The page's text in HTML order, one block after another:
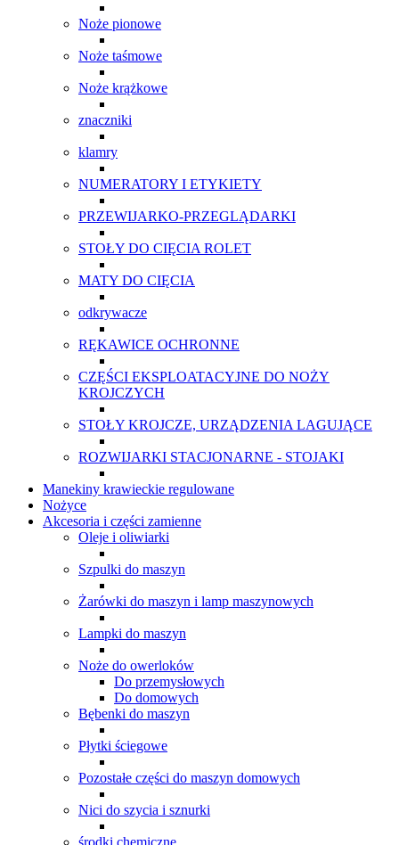
Noże pionowe
Noże taśmowe
Noże krążkowe
znaczniki
klamry
NUMERATORY I ETYKIETY
PRZEWIJARKO-PRZEGLĄDARKI
STOŁY DO CIĘCIA ROLET
MATY DO CIĘCIA
odkrywacze
RĘKAWICE OCHRONNE
CZĘŚCI EKSPLOATACYJNE DO NOŻY
KROJCZYCH
STOŁY KROJCZE, URZĄDZENIA LAGUJĄCE
ROZWIJARKI STACJONARNE - STOJAKI
Manekiny krawieckie regulowane
Nożyce
Akcesoria i części zamienne
Oleje i oliwiarki
Szpulki do maszyn
Żarówki do maszyn i lamp maszynowych
Lampki do maszyn
Noże do owerloków
Do przemysłowych
Do domowych
Bębenki do maszyn
Płytki ściegowe
Pozostałe części do maszyn domowych
Nici do szycia i sznurki
środki chemiczne